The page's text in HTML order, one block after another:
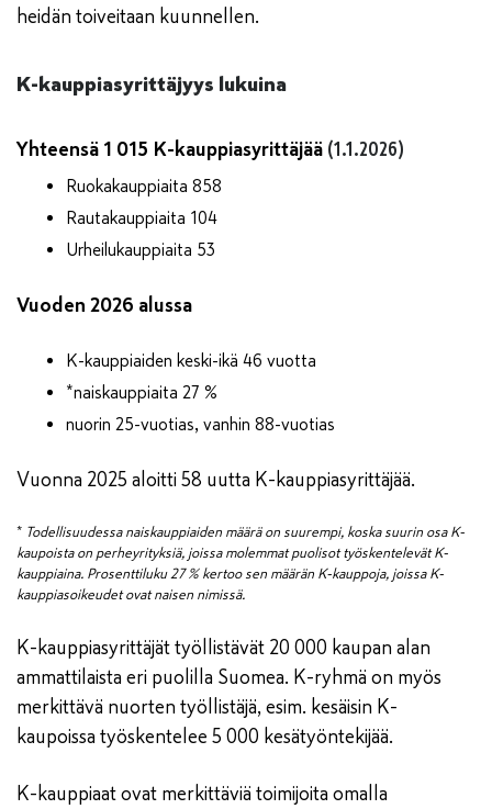
heidän toiveitaan kuunnellen.
K-kauppiasyrittäjyys lukuina
Yhteensä 1 015 K-kauppiasyrittäjää (1.1.2026)
Ruokakauppiaita 858
Rautakauppiaita 104
Urheilukauppiaita 53
Vuoden 2026 alussa
K-kauppiaiden keski-ikä 46 vuotta
*naiskauppiaita 27 %
nuorin 25-vuotias, vanhin 88-vuotias
Vuonna 2025 aloitti 58 uutta K-kauppiasyrittäjää.
* Todellisuudessa naiskauppiaiden määrä on suurempi, koska suurin osa K-
kaupoista on perheyrityksiä, joissa molemmat puolisot työskentelevät K-
kauppiaina. Prosenttiluku 27 % kertoo sen määrän K-kauppoja, joissa K-
kauppiasoikeudet ovat naisen nimissä.
K-kauppiasyrittäjät työllistävät 20 000 kaupan alan
ammattilaista eri puolilla Suomea. K-ryhmä on myös
merkittävä nuorten työllistäjä, esim. kesäisin K-
kaupoissa työskentelee 5 000 kesätyöntekijää.
K-kauppiaat ovat merkittäviä toimijoita omalla